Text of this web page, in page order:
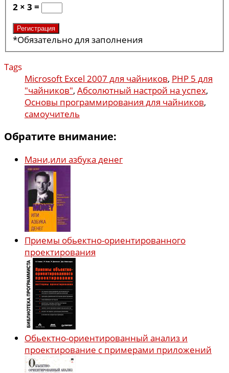
2 × 3 =
*Обязательно для заполнения
Tags
Microsoft Excel 2007 для чайников, PHP 5 для
"чайников", Абсолютный настрой на успех,
Основы программирования для чайников,
самоучитель
Обратите внимание:
Мани,или азбука денег
Приемы обьектно-ориентированного
проектирования
Обьектно-ориентированный анализ и
проектирование с примерами приложений